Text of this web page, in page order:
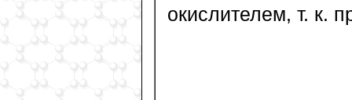
окислителем, т. к.